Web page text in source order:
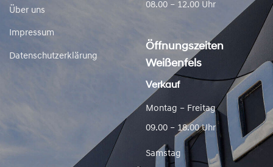
Über uns
Impressum
Datenschutzerklärung
08.00 – 12.00 Uhr
Öffnungszeiten
Weißenfels
Verkauf
Montag – Freitag
09.00 – 18.00 Uhr
Samstag